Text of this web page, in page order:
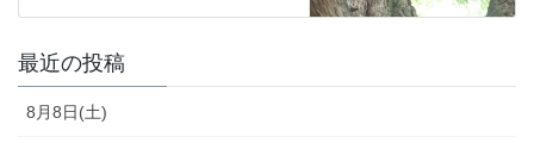
最近の投稿
8月8日(土)